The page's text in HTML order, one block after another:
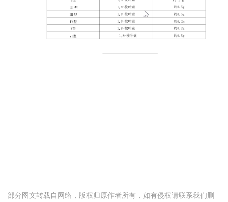
部分图文转载自网络，版权归原作者所有，如有侵权请联系我们删